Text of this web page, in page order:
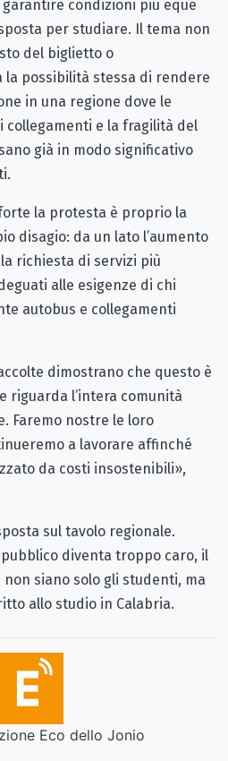
condizioni più eque
per studiare. Il tema non
del biglietto o
la possibilità stessa di rendere
in una regione dove le
collegamenti e la fragilità del
già in modo significativo
la protesta è proprio la
disagio: da un lato l’aumento
richiesta di servizi più
alle esigenze di chi
autobus e collegamenti
dimostrano che questo è
riguarda l’intera comunità
Faremo nostre le loro
a lavorare affinché
da costi insostenibili»,
sul tavolo regionale.
diventa troppo caro, il
siano solo gli studenti, ma
allo studio in Calabria.
Eco dello Jonio